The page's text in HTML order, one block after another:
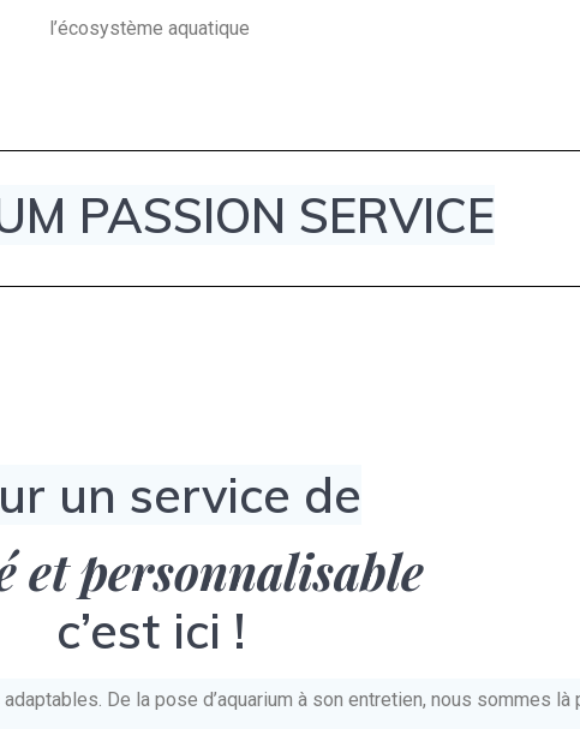
l’écosystème aquatique
PASSION SERVICE
un service de
et personnalisable
c’est ici !
De la pose d’aquarium à son entretien, nous sommes